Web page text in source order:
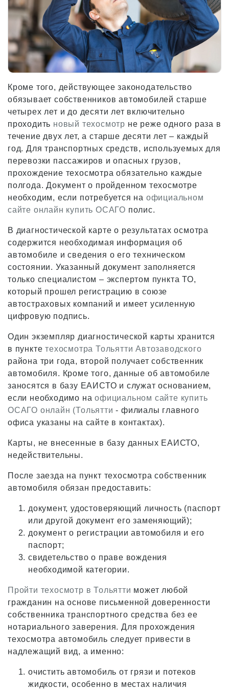
Кроме того, действующее законодательство
обязывает собственников автомобилей старше
четырех лет и до десяти лет включительно
проходить новый техосмотр не реже одного раза в
течение двух лет, а старше десяти лет – каждый
год. Для транспортных средств, используемых для
перевозки пассажиров и опасных грузов,
прохождение техосмотра обязательно каждые
полгода. Документ о пройденном техосмотре
необходим, если потребуется на официальном
сайте онлайн купить ОСАГО полис.
В диагностической карте о результатах осмотра
содержится необходимая информация об
автомобиле и сведения о его техническом
состоянии. Указанный документ заполняется
только специалистом – экспертом пункта ТО,
который прошел регистрацию в союзе
автостраховых компаний и имеет усиленную
цифровую подпись.
Один экземпляр диагностической карты хранится
в пунктетехосмотра Тольятти Автозаводского
района три года, второй получает собственник
автомобиля. Кроме того, данные об автомобиле
заносятся в базу ЕАИСТО и служат основанием,
если необходимо наофициальном сайте купить
ОСАГО онлайн (Тольятти - филиалы главного
офиса указаны на сайте в контактах).
Карты, не внесенные в базу данных ЕАИСТО,
недействительны.
После заезда на пункт техосмотра собственник
автомобиля обязан предоставить:
документ, удостоверяющий личность (паспорт
или другой документ его заменяющий);
документ о регистрации автомобиля и его
паспорт;
свидетельство о праве вождения
необходимой категории.
Пройти техосмотр в Тольятти может любой
гражданин на основе письменной доверенности
собственника транспортного средства без ее
нотариального заверения. Для прохождения
техосмотра автомобиль следует привести в
надлежащий вид, а именно:
очистить автомобиль от грязи и потеков
жидкости, особенно в местах наличия